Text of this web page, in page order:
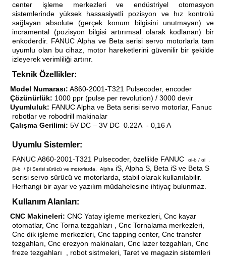
Membranı
Membranı
PLG Encoder
center işleme merkezleri ve endüstriyel otomasyon
sistemlerinde yüksek hassasiyetli pozisyon ve hız kontrolü
sağlayan absolute (gerçek konum bilgisini unutmayan) ve
incramental (pozisyon bilgisi artırımsal olarak kodlanan) bir
enkoderdir. FANUC Alpha ve Beta serisi servo motorlarla tam
uyumlu olan bu cihaz, motor hareketlerini güvenilir bir şekilde
izleyerek verimliliği artırır.
Teknik Özellikler:
Model Numarası: A860-2001-T321 Pulsecoder, encoder
Çözünürlük: 1000 ppr (pulse per revolution) / 3000 devir
Uyumluluk: FANUC Alpha ve Beta serisi servo motorlar, Fanuc
robotlar ve robodrill makinalar
Çalışma Gerilimi: 5V DC – 3V DC 0.22A - 0,16 A
Uyumlu Sistemler:
FANUC A860-2001-T321 Pulsecoder, özellikle FANUC αi-b / αi
βi-b / βi Serisi sürücü ve motorlarda, Alpha iS, Alpha S, Beta iS ve Beta S
serisi servo sürücü ve motorlarda, stabil olarak kullanılabilir.
Herhangi bir ayar ve yazılım müdahelesine ihtiyaç bulunmaz.
Kullanım Alanları:
CNC Makineleri: CNC Yatay işleme merkezleri, Cnc kayar
otomatlar, Cnc Torna tezgahları , Cnc Tornalama merkezleri,
Cnc dik işleme merkezleri, Cnc tapping center, Cnc transfer
tezgahları, Cnc erezyon makinaları, Cnc lazer tezgahları, Cnc
freze tezgahları
, robot sistmeleri, Taret ve magazin sistemleri